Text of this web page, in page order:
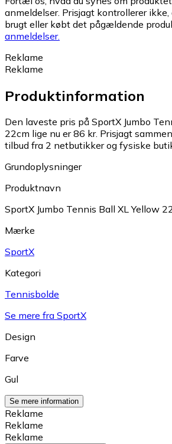
anmeldelser. Prisjagt kontrollerer
brugt eller købt det pågældende
anmeldelser.
Reklame
Reklame
Produktinformation
Den laveste pris på SportX Jumbo
22cm lige nu er 86 kr. Prisjagt
tilbud fra 2 netbutikker og fysiske
Grundoplysninger
Produktnavn
SportX Jumbo Tennis Ball XL Yellow
Mærke
SportX
Kategori
Tennisbolde
Se mere fra SportX
Design
Farve
Gul
Se mere information
Reklame
Reklame
Reklame